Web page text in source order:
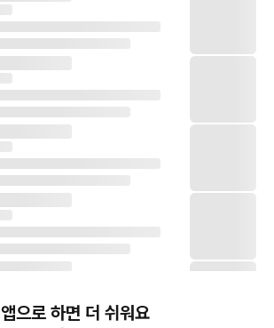
앱으로 하면 더 쉬워요